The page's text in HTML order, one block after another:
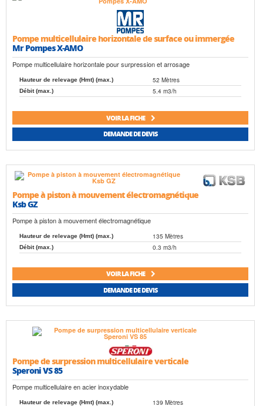
Pompe multicellulaire horizontale de surface ou immergée
Mr Pompes X-AMO
Pompe multicellulaire horizontale pour surpression et arrosage
Hauteur de relevage (Hmt) (max.) 52 Mètres
Débit (max.) 5.4 m3/h
VOIR LA FICHE
DEMANDE DE DEVIS
Pompe à piston à mouvement électromagnétique
Ksb GZ
Pompe à piston à mouvement électromagnétique
Hauteur de relevage (Hmt) (max.) 135 Mètres
Débit (max.) 0.3 m3/h
VOIR LA FICHE
DEMANDE DE DEVIS
Pompe de surpression multicellulaire verticale
Speroni VS 85
Pompe multicellulaire en acier inoxydable
Hauteur de relevage (Hmt) (max.) 139 Mètres